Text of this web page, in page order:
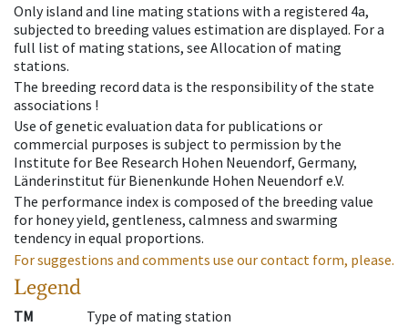
Only island and line mating stations with a registered 4a,
subjected to breeding values estimation are displayed. For a
full list of mating stations, see Allocation of mating
stations.
The breeding record data is the responsibility of the state
associations !
Use of genetic evaluation data for publications or
commercial purposes is subject to permission by the
Institute for Bee Research Hohen Neuendorf, Germany,
Länderinstitut für Bienenkunde Hohen Neuendorf e.V.
The performance index is composed of the breeding value
for honey yield, gentleness, calmness and swarming
tendency in equal proportions.
For suggestions and comments use our contact form, please.
Legend
TM
Type of mating station